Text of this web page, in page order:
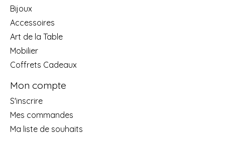
Bijoux
Accessoires
Art de la Table
Mobilier
Coffrets Cadeaux
Mon compte
S'inscrire
Mes commandes
Ma liste de souhaits